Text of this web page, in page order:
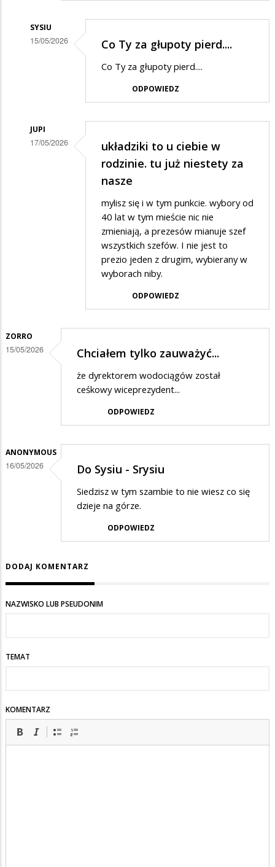
SYSIU
15/05/2026
odpowiedzi
na
Co Ty za głupoty pierd....
Co Ty za głupoty pierd....
ODPOWIEDZ
JUPI
17/05/2026
układziki to u ciebie w
rodzinie. tu już niestety za
nasze
mylisz się i w tym punkcie. wybory od
40 lat w tym mieście nic nie
zmieniają, a prezesów mianuje szef
wszystkich szefów. I nie jest to
prezio jeden z drugim, wybierany w
wyborach niby.
ODPOWIEDZ
ZORRO
15/05/2026 Chciałem tylko zauważyć...
że dyrektorem wodociągów został
ceśkowy wiceprezydent...
ODPOWIEDZ
ANONYMOUS
16/05/2026 Do Sysiu - Srysiu
Siedzisz w tym szambie to nie wiesz co się
dzieje na górze.
ODPOWIEDZ
DODAJ KOMENTARZ
NAZWISKO LUB PSEUDONIM
TEMAT
KOMENTARZ